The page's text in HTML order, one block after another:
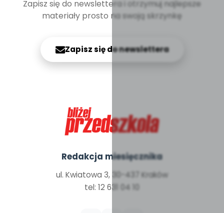
Zapisz się do newslettera i otrzymuj najlepsze
materiały prosto na swoją skrzynkę
Zapisz się do newslettera
Redakcja miesięcznika
ul. Kwiatowa 3, 30-437 Kraków
tel: 12 631 04 10